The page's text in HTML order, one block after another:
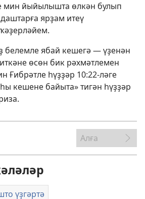
мин йыйылышта өлкән булып
ярҙам итеү
белемле ябай кешегә — үҙенән
өсөн бик рәхмәтлемен
Ғибрәтле һүҙҙәр 10:22-ләге
кешене байыта» тигән һүҙҙәр
Алға
үҙгәртә